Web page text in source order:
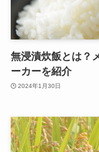
無浸漬炊飯とは？
ーカーを紹介
2024年1月30日